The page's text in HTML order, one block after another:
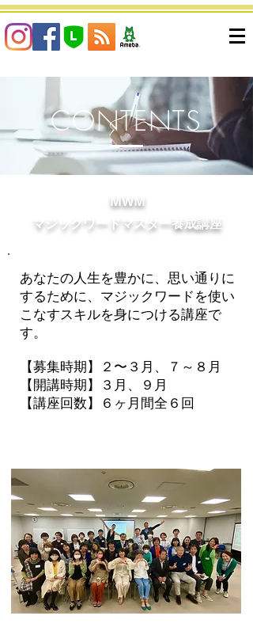
CONTENTS
MWM
マジックワードマスター養成講座
あなたの人生を豊かに、思い通りに
するために、マジックワードを使い
こなすスキルを身につける講座で
す。
【募集時期】２〜３月、７～８月
【開講時期】３月、９月
【講座回数】６ヶ月間全６回